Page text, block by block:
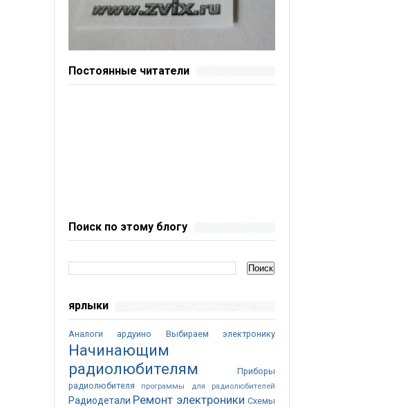
Постоянные читатели
Поиск по этому блогу
ярлыки
Аналоги ардуино Выбираем электронику
Начинающим
радиолюбителям
Приборы
радиолюбителя
программы для радиолюбителей
Радиодетали Ремонт электроники Схемы